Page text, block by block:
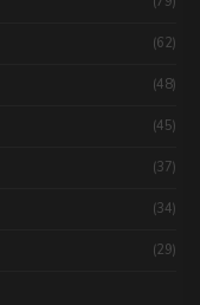
(62)
(48)
(45)
(37)
(34)
(29)